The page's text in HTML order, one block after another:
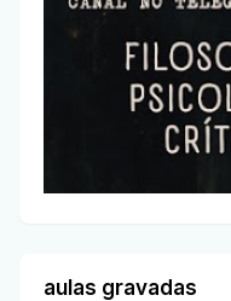
aulas gravadas